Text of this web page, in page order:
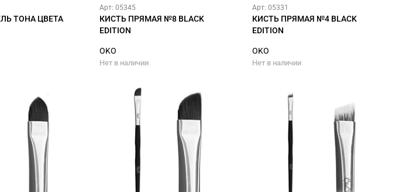
ТОНА ЦВЕТА
Арт: 05345
КИСТЬ ПРЯМАЯ №8 BLACK
EDITION
OKO
Нет в наличии
Арт: 05331
КИСТЬ ПРЯМАЯ №4 BLACK
EDITION
OKO
Нет в наличии